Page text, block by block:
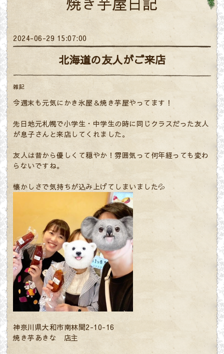
2024-06-29 15:07:00
北海道の友人がご来店
雑記
今週末も元気にかき氷屋＆焼き芋屋やってます！
先日地元札幌で小学生・中学生の時に同じクラスだった友人
が息子さんと来店してくれました。
友人は昔から優しくて穏やか！雰囲気って何年経っても変わ
らないですね。
懐かしさで気持ちが込み上げてしまいました💦
神奈川県大和市南林間2-10-16
焼き芋あきな 店主